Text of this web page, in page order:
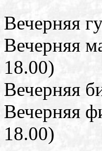
Вечерняя
Вечерняя
18.00)
Вечерняя
Вечерняя
18.00)